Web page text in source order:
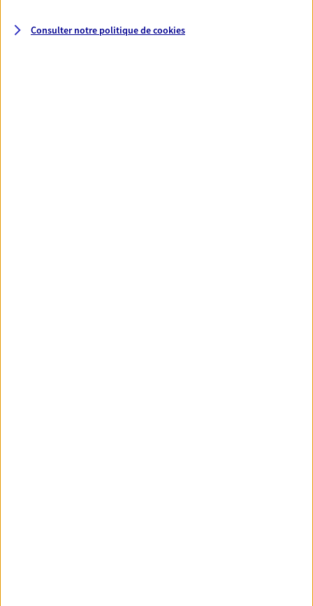
Couvrez vos dépenses de santé ainsi que celles de
Consulter notre politique decookies